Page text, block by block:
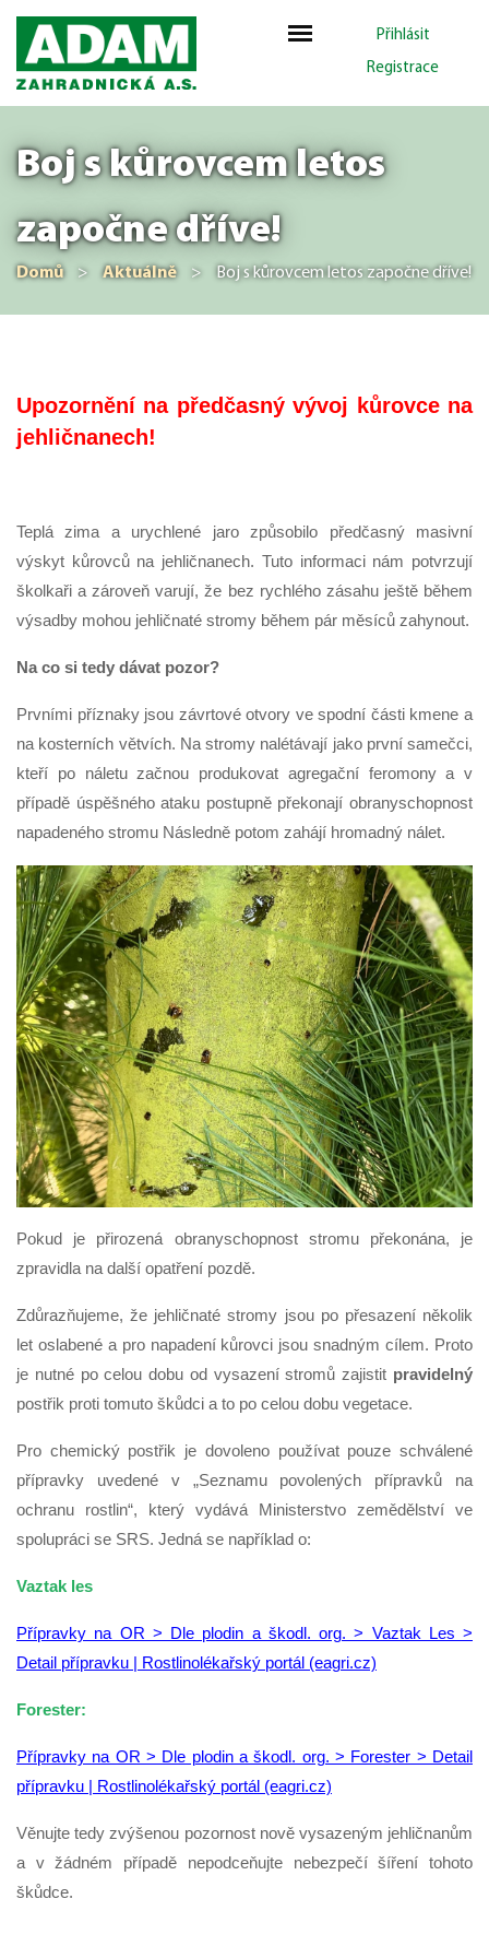
Přihlásit
Registrace
Boj s kůrovcem letos
započne dříve!
Domů > Aktuálně > Boj s kůrovcem letos započne dříve!
Upozornění na předčasný vývoj kůrovce na
jehličnanech!
Teplá zima a urychlené jaro způsobilo předčasný masivní
výskyt kůrovců na jehličnanech. Tuto informaci nám potvrzují
školkaři a zároveň varují, že bez rychlého zásahu ještě během
výsadby mohou jehličnaté stromy během pár měsíců zahynout.
Na co si tedy dávat pozor?
Prvními příznaky jsou závrtové otvory ve spodní části kmene a
na kosterních větvích. Na stromy nalétávají jako první samečci,
kteří po náletu začnou produkovat agregační feromony a v
případě úspěšného ataku postupně překonají obranyschopnost
napadeného stromu Následně potom zahájí hromadný nálet.
Pokud je přirozená obranyschopnost stromu překonána, je
zpravidla na další opatření pozdě.
Zdůrazňujeme, že jehličnaté stromy jsou po přesazení několik
let oslabené a pro napadení kůrovci jsou snadným cílem. Proto
je nutné po celou dobu od vysazení stromů zajistit pravidelný
postřik proti tomuto škůdci a to po celou dobu vegetace.
Pro chemický postřik je dovoleno používat pouze schválené
přípravky uvedené v „Seznamu povolených přípravků na
ochranu rostlin“, který vydává Ministerstvo zemědělství ve
spolupráci se SRS. Jedná se například o:
Vaztak les
Přípravky na OR > Dle plodin a škodl. org. > Vaztak Les >
Detail přípravku | Rostlinolékařský portál (eagri.cz)
Forester:
Přípravky na OR > Dle plodin a škodl. org. > Forester > Detail
přípravku | Rostlinolékařský portál (eagri.cz)
Věnujte tedy zvýšenou pozornost nově vysazeným jehličnanům
a v žádném případě nepodceňujte nebezpečí šíření tohoto
škůdce.